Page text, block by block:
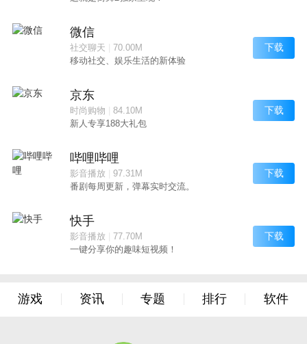
微信
社交聊天
70.00M
移动社交、娱乐生活的新体验
下载
京东
时尚购物
84.10M
新人专享188大礼包
下载
哔哩哔哩
影音播放
97.31M
番剧每周更新，弹幕实时交流。
下载
快手
影音播放
77.70M
一键分享你的趣味短视频！
下载
游戏 资讯 专题 排行 软件